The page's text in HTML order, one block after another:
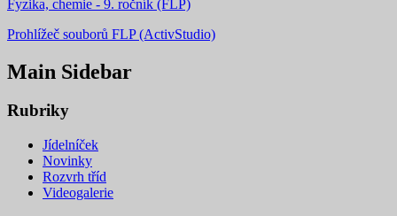
Fyzika, chemie - 9. ročník (FLP)
Prohlížeč souborů FLP (ActivStudio)
Main Sidebar
Rubriky
Jídelníček
Novinky
Rozvrh tříd
Videogalerie